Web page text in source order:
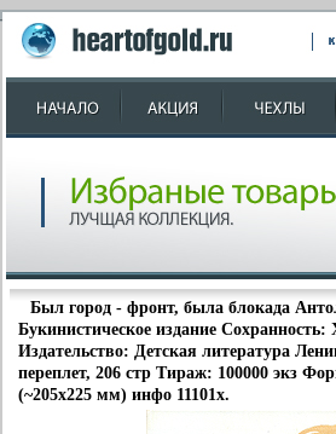
Был город - фронт, была блокада
Букинистическое издание
Издательство: Детская литература
переплет, 206 стр Тираж: 100000 экз
(~205x225 мм) инфо 11101x.